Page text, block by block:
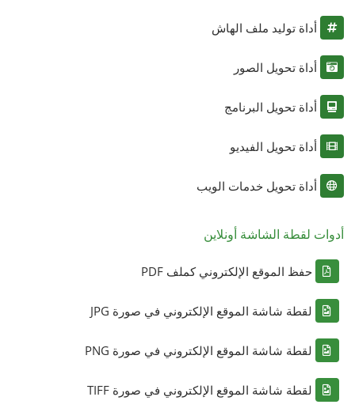
أداة توليد ملف الهاش
أداة تحويل الصور
أداة تحويل البرنامج
أداة تحويل الفيديو
أداة تحويل خدمات الويب
أدوات لقطة الشاشة أونلاين
حفظ الموقع الإلكتروني كملف PDF
لقطة شاشة الموقع الإلكتروني في صورة JPG
لقطة شاشة الموقع الإلكتروني في صورة PNG
لقطة شاشة الموقع الإلكتروني في صورة TIFF